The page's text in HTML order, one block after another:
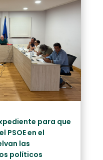
para que
PSOE en el
las
políticos